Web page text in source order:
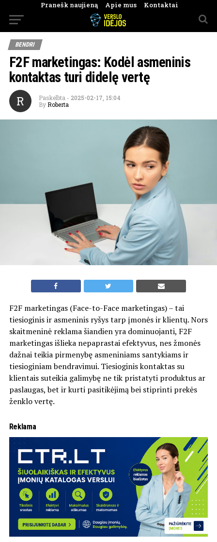
Pranešk naujieną Apie mus Kontaktai
BENDRI
F2F marketingas: Kodėl asmeninis
kontaktas turi didelę vertę
R Paskelbta - 2025-02-17, 15:04
By Roberta
F2F marketingas (Face-to-Face marketingas) – tai
tiesioginis ir asmeninis ryšys tarp įmonės ir klientų. Nors
skaitmeninė reklama šiandien yra dominuojanti, F2F
marketingas išlieka nepaprastai efektyvus, nes žmonės
dažnai teikia pirmenybę asmeniniams santykiams ir
tiesioginiam bendravimui. Tiesioginis kontaktas su
klientais suteikia galimybę ne tik pristatyti produktus ar
paslaugas, bet ir kurti pasitikėjimą bei stiprinti prekės
ženklo vertę.
Reklama